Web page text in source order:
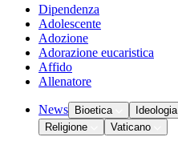
Dipendenza
Adolescente
Adozione
Adorazione eucaristica
Affido
Allenatore
News Bioetica Ideologia
Religione
Vaticano